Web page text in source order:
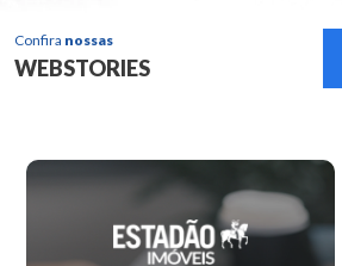
Confira nossas
WEBSTORIES